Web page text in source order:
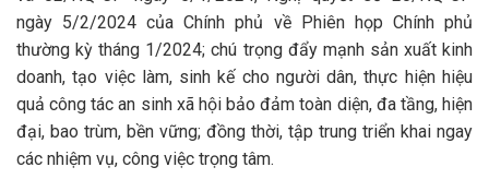
ngày 5/2/2024 của Chính phủ về Phiên họp Chính phủ
thường kỳ tháng 1/2024; chú trọng đẩy mạnh sản xuất kinh
doanh, tạo việc làm, sinh kế cho người dân, thực hiện hiệu
quả công tác an sinh xã hội bảo đảm toàn diện, đa tầng, hiện
đại, bao trùm, bền vững; đồng thời, tập trung triển khai ngay
các nhiệm vụ, công việc trọng tâm.